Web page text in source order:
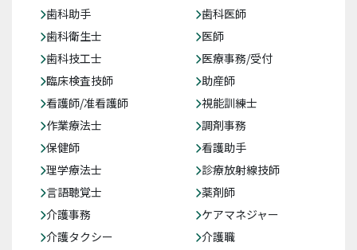
歯科助手
歯科医師
歯科衛生士
医師
歯科技工士
医療事務/受付
臨床検査技師
助産師
看護師/准看護師
視能訓練士
作業療法士
調剤事務
保健師
看護助手
理学療法士
診療放射線技師
言語聴覚士
薬剤師
介護事務
ケアマネジャー
介護タクシー
介護職